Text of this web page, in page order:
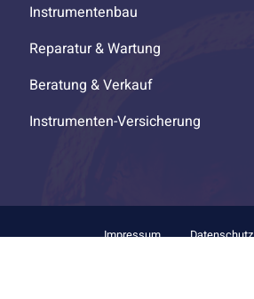
Instrumentenbau
Reparatur & Wartung
Beratung & Verkauf
Instrumenten-Versicherung
Impressum Datenschutz